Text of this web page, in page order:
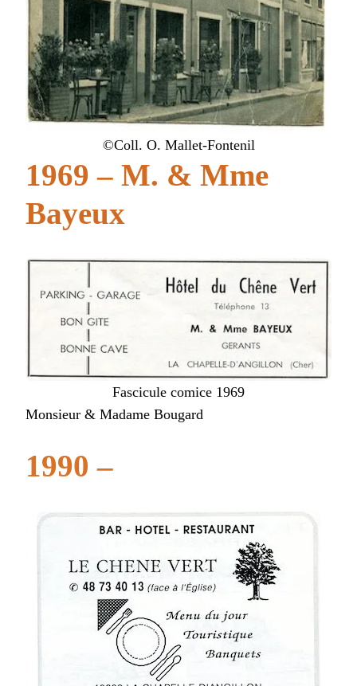
©Coll. O. Mallet-Fontenil
1969 – M. & Mme
Bayeux
Fascicule comice 1969
Monsieur & Madame Bougard
1990 –